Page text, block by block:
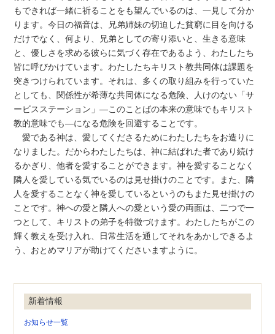
もできれば一緒に祈ることをも望んでいるのは、一見して分か
ります。今日の福音は、兄弟姉妹の切迫した貧窮に目を向ける
だけでなく、何より、兄弟としての寄り添いと、生きる意味
と、優しさを求める彼らに気づく存在であるよう、わたしたち
皆に呼びかけています。わたしたちキリスト教共同体は課題を
突きつけられています。それは、多くの取り組みを行っていた
としても、関係性が希薄な共同体になる危険、人けのない「サ
ービスステーション」―このことばの本来の意味でもキリスト
教的意味でも―になる危険を回避することです。
愛である神は、愛してくださるためにわたしたちをお造りに
なりました。だからわたしたちは、神に結ばれた者であり続け
るかぎり、他者を愛することができます。神を愛することなく
隣人を愛している気でいるのは見せ掛けのことです。また、隣
人を愛することなく神を愛しているというのもまた見せ掛けの
ことです。神への愛と隣人への愛という愛の両面は、二つで一
つとして、キリストの弟子を特徴づけます。わたしたちがこの
輝く教えを受け入れ、日常生活を通してそれをあかしできるよ
う、おとめマリアが助けてくださいますように。
新着情報
お知らせ一覧